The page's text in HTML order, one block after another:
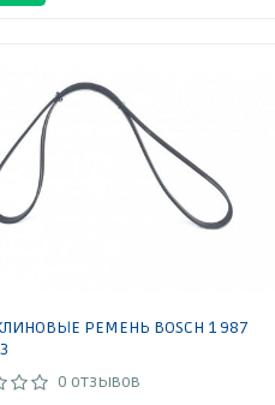
РЕМЕНЬ BOSCH 1 987
0 отзывов